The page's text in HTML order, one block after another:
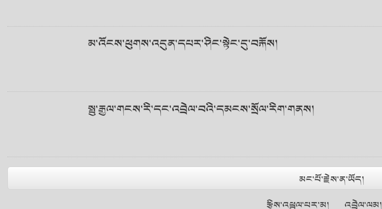
མ་འོངས་ཕུགས་འདུན་དཔར་ཤིང་སྟེང་དུ་བརྐོས།
སྤུ་རྒྱལ་གངས་རི་དང་འབྲེལ་བའི་དམངས་སྲོལ་རིག་གནས།
མང་པོ་རྗེས་ན་ཡོད།
རྩིས་འཕྲུལ་པར་མ།
འབྲེལ་ལམ།